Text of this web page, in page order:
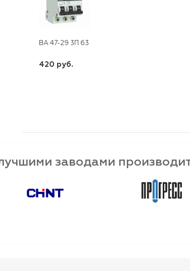
ВА 47-29 3П 63 А "С" ЭКФ
420 руб.
заводами